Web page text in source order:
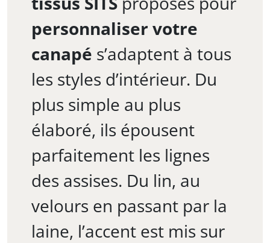
personnaliser votre
canapé s’adaptent à tous
les styles d’intérieur. Du
plus simple au plus
élaboré, ils épousent
parfaitement les lignes
des assises. Du lin, au
velours en passant par la
laine, l’accent est mis sur